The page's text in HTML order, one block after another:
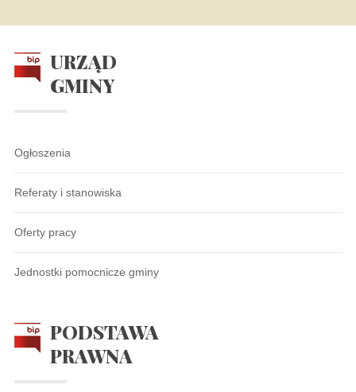
URZĄD
GMINY
Ogłoszenia
Referaty i stanowiska
Oferty pracy
Jednostki pomocnicze gminy
PODSTAWA
PRAWNA